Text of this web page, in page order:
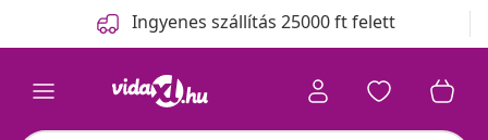
Ingyenes szállítás 25000 ft felett